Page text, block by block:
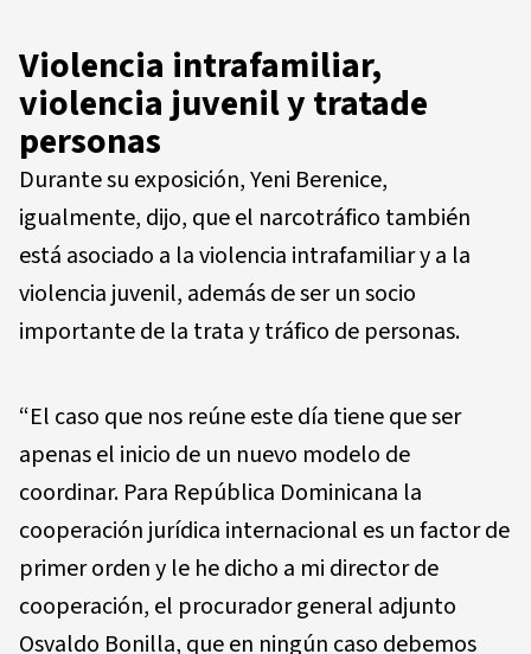
Violencia intrafamiliar,
violencia juvenil y tratade
personas
Durante su exposición, Yeni Berenice,
igualmente, dijo, que el narcotráfico también
está asociado a la violencia intrafamiliar y a la
violencia juvenil, además de ser un socio
importante de la trata y tráfico de personas.
“El caso que nos reúne este día tiene que ser
apenas el inicio de un nuevo modelo de
coordinar. Para República Dominicana la
cooperación jurídica internacional es un factor de
primer orden y le he dicho a mi director de
cooperación, el procurador general adjunto
Osvaldo Bonilla, que en ningún caso debemos